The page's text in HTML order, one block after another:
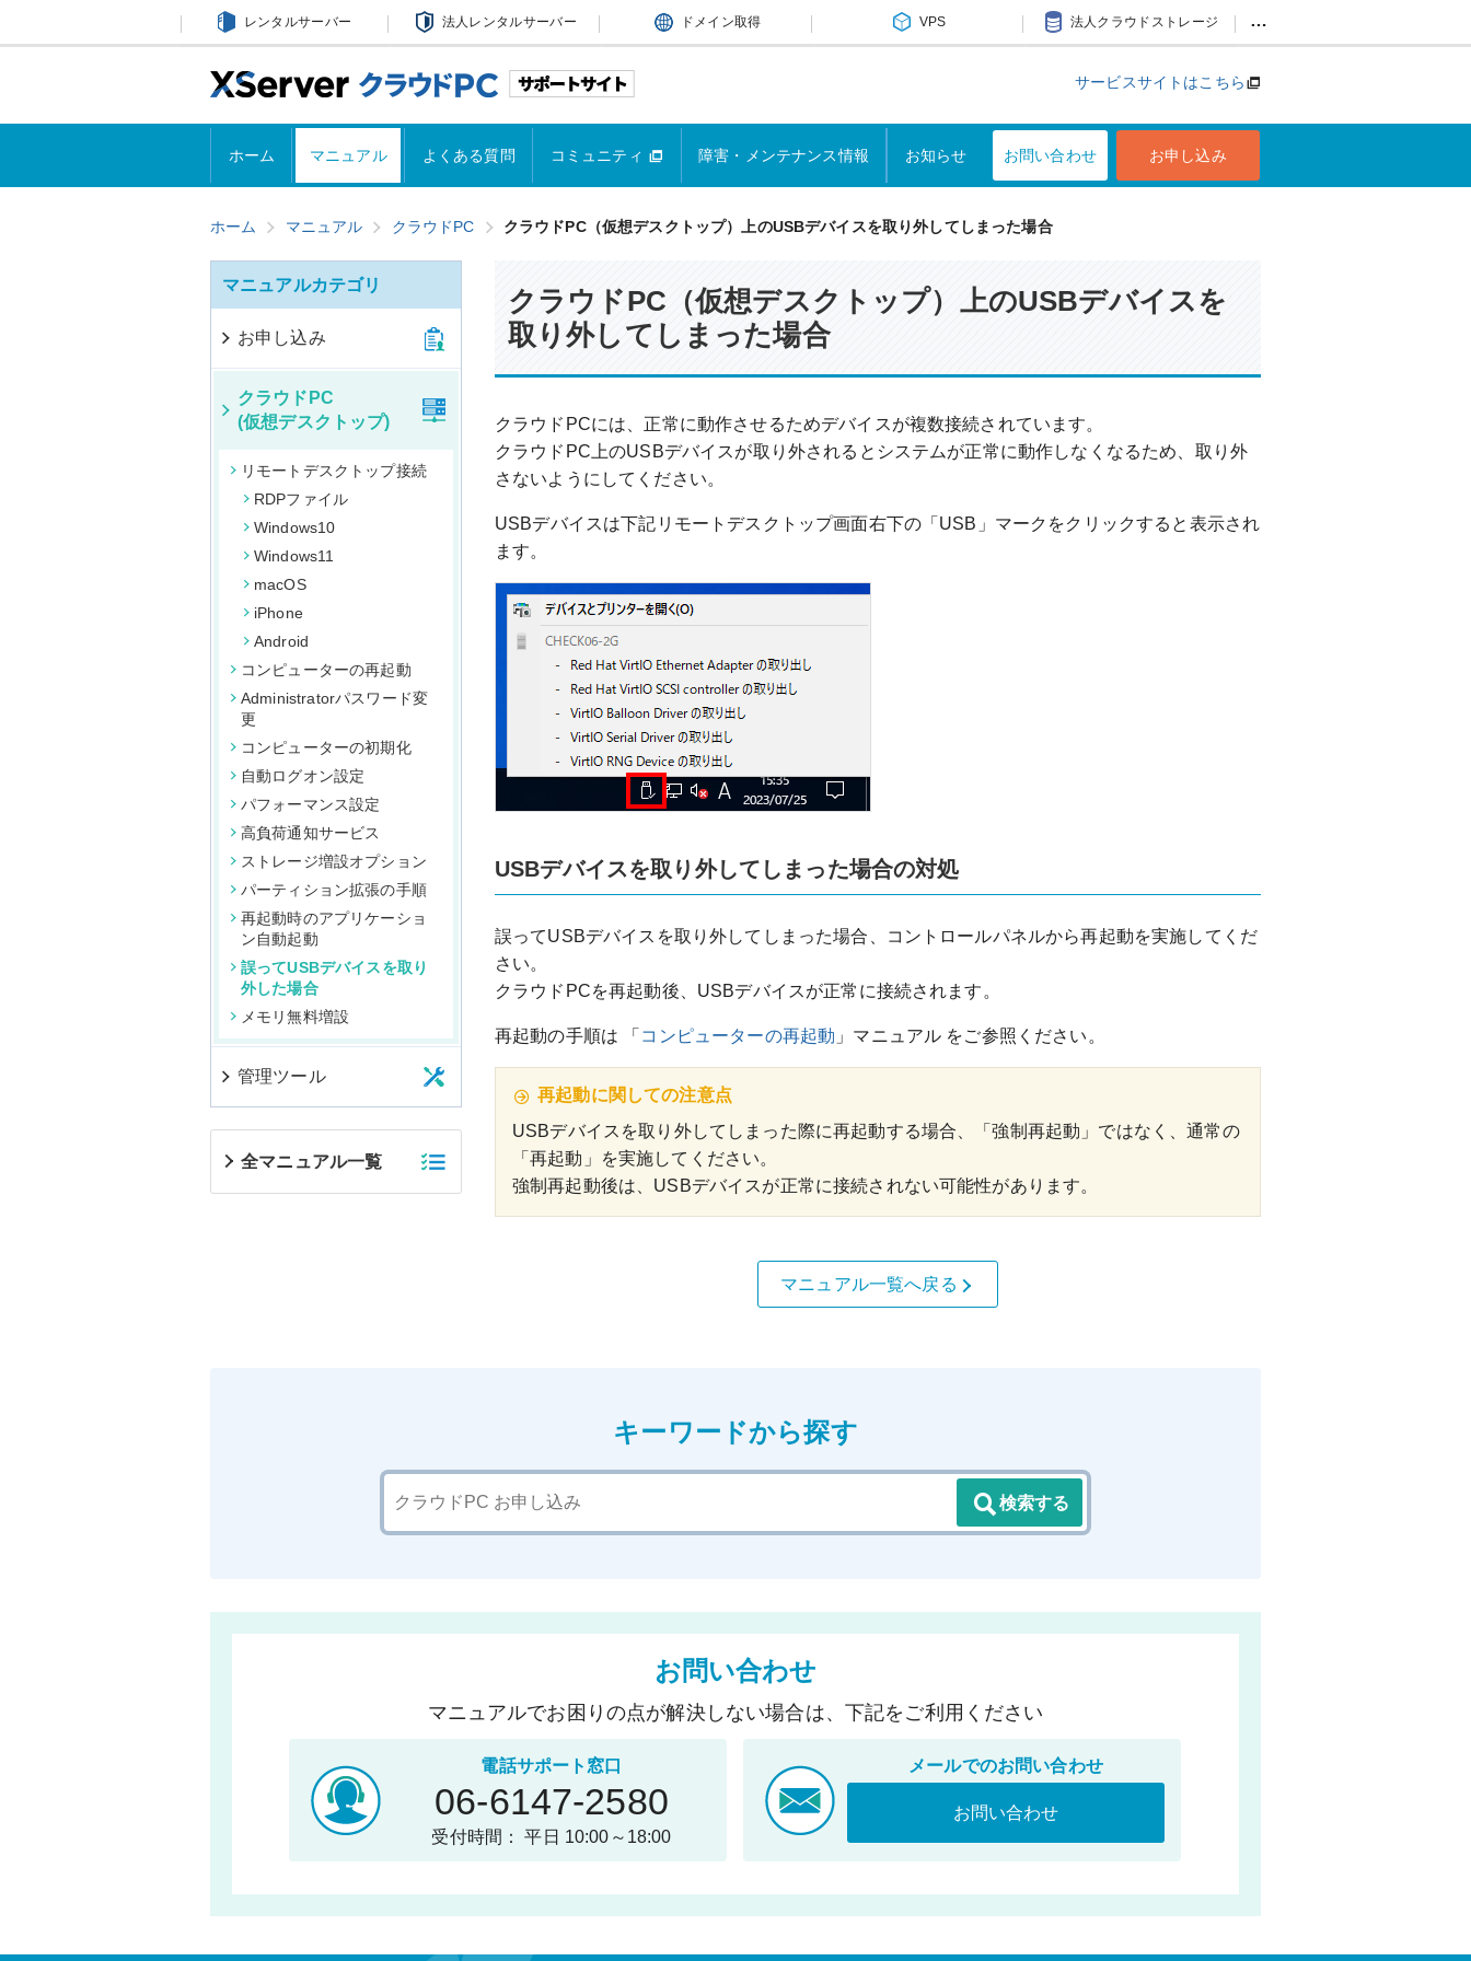
レンタルサーバー 法人レンタルサーバー ドメイン取得 VPS 法人クラウドストレージ …
サービスサイトはこちら
ホーム マニュアル よくある質問 コミュニティ 障害・メンテナンス情報 お知らせ お問い合わせ お申し込み
ホーム マニュアル クラウドPC クラウドPC（仮想デスクトップ）上のUSBデバイスを取り外してしまった場合
クラウドPC（仮想デスクトップ）上のUSBデバイスを
取り外してしまった場合
クラウドPCには、正常に動作させるためデバイスが複数接続されています。
クラウドPC上のUSBデバイスが取り外されるとシステムが正常に動作しなくなるため、取り外
さないようにしてください。
USBデバイスは下記リモートデスクトップ画面右下の「USB」マークをクリックすると表示され
ます。
USBデバイスを取り外してしまった場合の対処
誤ってUSBデバイスを取り外してしまった場合、コントロールパネルから再起動を実施してくだ
さい。
クラウドPCを再起動後、USBデバイスが正常に接続されます。
再起動の手順は 「 コンピューターの再起動 」マニュアル をご参照ください。
再起動に関しての注意点
USBデバイスを取り外してしまった際に再起動する場合、「強制再起動」ではなく、通常の
「再起動」を実施してください。
強制再起動後は、USBデバイスが正常に接続されない可能性があります。
マニュアル一覧へ戻る
マニュアルカテゴリ
お申し込み
クラウドPC
(仮想デスクトップ)
リモートデスクトップ接続
RDPファイル
Windows10
Windows11
macOS
iPhone
Android
コンピューターの再起動
Administratorパスワード変
更
コンピューターの初期化
自動ログオン設定
パフォーマンス設定
高負荷通知サービス
ストレージ増設オプション
パーティション拡張の手順
再起動時のアプリケーショ
ン自動起動
誤ってUSBデバイスを取り
外した場合
メモリ無料増設
管理ツール
全マニュアル一覧
キーワードから探す
検索する
お問い合わせ
マニュアルでお困りの点が解決しない場合は、下記をご利用ください
電話サポート窓口
06-6147-2580
受付時間： 平日 10:00～18:00
メールでのお問い合わせ
お問い合わせ